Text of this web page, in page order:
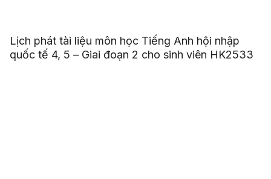
Lịch phát tài liệu môn học Tiếng Anh hội nhập
quốc tế 4, 5 – Giai đoạn 2 cho sinh viên HK2533